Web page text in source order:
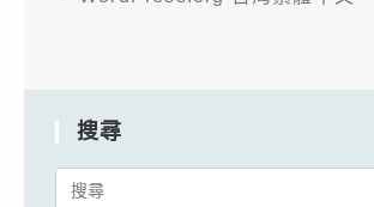
搜尋
Search